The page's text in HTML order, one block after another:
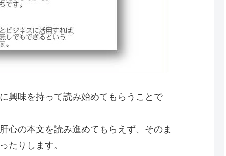
興味を持って読み始めてもらうことで
心の本文を読み進めてもらえず、そのま
たりします。